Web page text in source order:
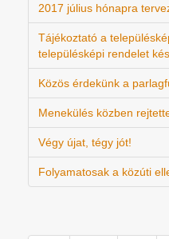
2017 július hónapra
Tájékoztató a
településképi rendelet
Közös érdekünk a
Menekülés közben
Végy újat, tégy jót!
Folyamatosak a közúti